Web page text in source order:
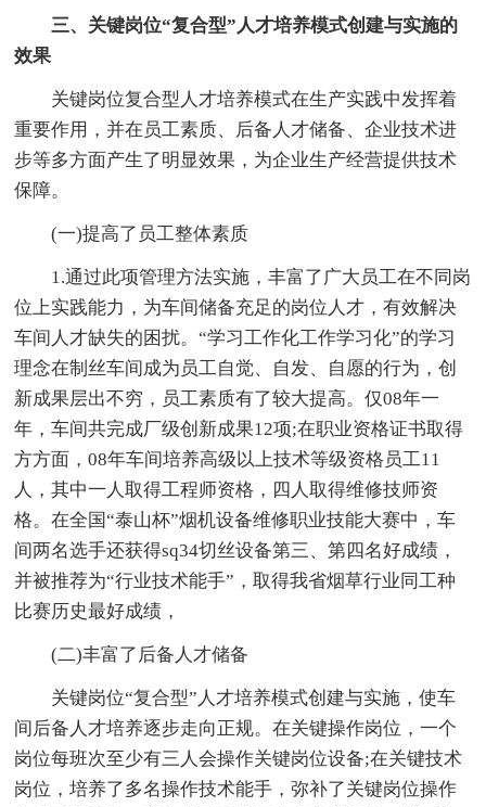
三、关键岗位“复合型”人才培养模式创建与实施的
效果
关键岗位复合型人才培养模式在生产实践中发挥着
重要作用，并在员工素质、后备人才储备、企业技术进
步等多方面产生了明显效果，为企业生产经营提供技术
保障。
(一)提高了员工整体素质
1.通过此项管理方法实施，丰富了广大员工在不同岗
位上实践能力，为车间储备充足的岗位人才，有效解决
车间人才缺失的困扰。“学习工作化工作学习化”的学习
理念在制丝车间成为员工自觉、自发、自愿的行为，创
新成果层出不穷，员工素质有了较大提高。仅08年一
年，车间共完成厂级创新成果12项;在职业资格证书取得
方方面，08年车间培养高级以上技术等级资格员工11
人，其中一人取得工程师资格，四人取得维修技师资
格。在全国“泰山杯”烟机设备维修职业技能大赛中，车
间两名选手还获得sq34切丝设备第三、第四名好成绩，
并被推荐为“行业技术能手”，取得我省烟草行业同工种
比赛历史最好成绩，
(二)丰富了后备人才储备
关键岗位“复合型”人才培养模式创建与实施，使车
间后备人才培养逐步走向正规。在关键操作岗位，一个
岗位每班次至少有三人会操作关键岗位设备;在关键技术
岗位，培养了多名操作技术能手，弥补了关键岗位操作